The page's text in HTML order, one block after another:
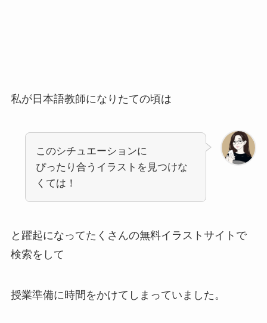
私が日本語教師になりたての頃は
このシチュエーションに
ぴったり合うイラストを見つけな
くては！
と躍起になってたくさんの無料イラストサイトで
検索をして
授業準備に時間をかけてしまっていました。